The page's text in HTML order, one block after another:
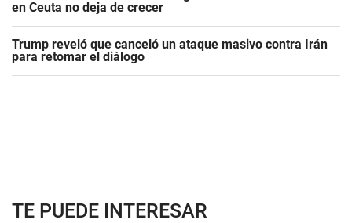
en Ceuta no deja de crecer
Trump reveló que canceló un ataque masivo contra Irán
para retomar el diálogo
TE PUEDE INTERESAR